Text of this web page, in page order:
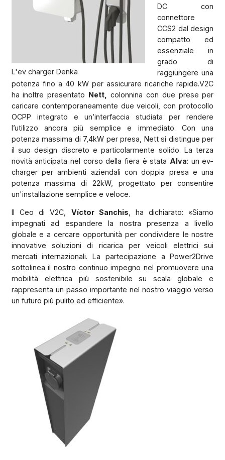
L'ev charger Denka
DC con
connettore
CCS2 dal design
compatto ed
essenziale in
grado di
raggiungere una
potenza fino a 40 kW per assicurare ricariche rapide.V2C
ha inoltre presentato Nett,
colonnina con due prese per
caricare contemporaneamente due veicoli, con protocollo
OCPP integrato e un’interfaccia studiata per rendere
l’utilizzo ancora più semplice e immediato. Con una
potenza massima di 7,4kW per presa, Nett si distingue per
il suo design discreto e particolarmente solido. La terza
novità anticipata nel corso della fiera è stata Alva: un ev-
charger per ambienti aziendali con doppia presa e una
potenza massima di 22kW, progettato per consentire
un'installazione semplice e veloce.
Il Ceo di V2C, Víctor Sanchis , ha dichiarato: «Siamo
impegnati ad espandere la nostra presenza a livello
globale e a cercare opportunità per condividere le nostre
innovative soluzioni di ricarica per veicoli elettrici sui
mercati internazionali. La partecipazione a Power2Drive
sottolinea il nostro continuo impegno nel promuovere una
mobilità elettrica più sostenibile su scala globale e
rappresenta un passo importante nel nostro viaggio verso
un futuro più pulito ed efficiente».